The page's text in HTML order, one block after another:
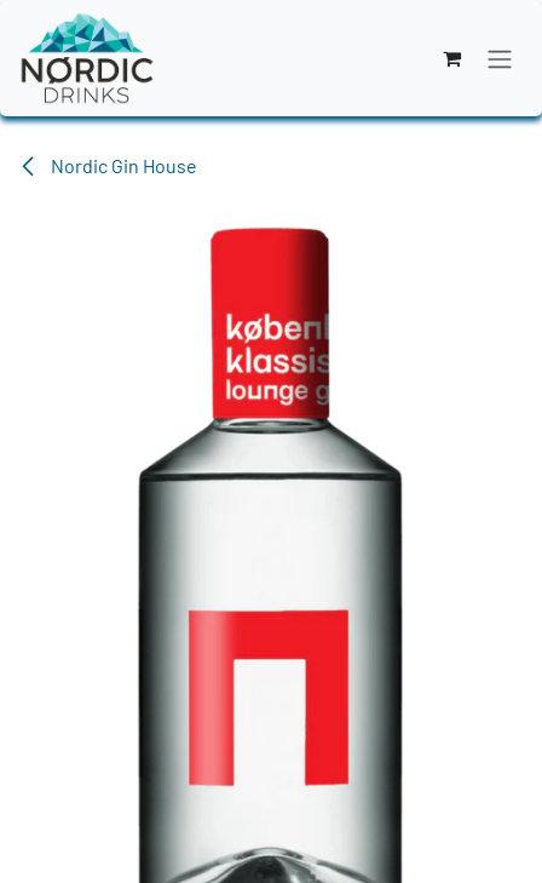
Zum Inhalt springen
Nordic Gin House